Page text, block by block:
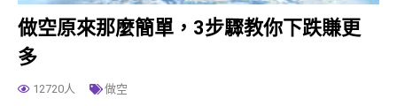
做空原來那麼簡單，3步驟教你下跌賺更
多
12720人 做空